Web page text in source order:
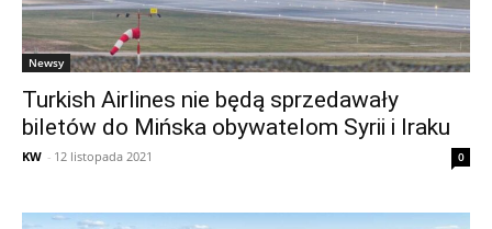
Newsy
Turkish Airlines nie będą sprzedawały
biletów do Mińska obywatelom Syrii i Iraku
KW - 12 listopada 2021 0